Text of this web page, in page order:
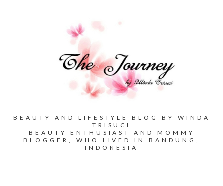
BEAUTY AND LIFESTYLE BLOG BY WINDA
TRISUCI
BEAUTY ENTHUSIAST AND MOMMY
BLOGGER, WHO LIVED IN BANDUNG,
INDONESIA